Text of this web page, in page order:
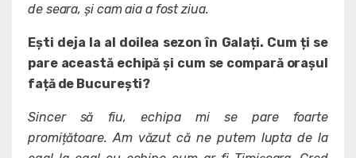
de seara, și cam aia a fost ziua.
Ești deja la al doilea sezon în Galați. Cum ți se
pare această echipă și cum se compară orașul
față de București?
Sincer să fiu, echipa mi se pare foarte
promițătoare. Am văzut că ne putem lupta de la